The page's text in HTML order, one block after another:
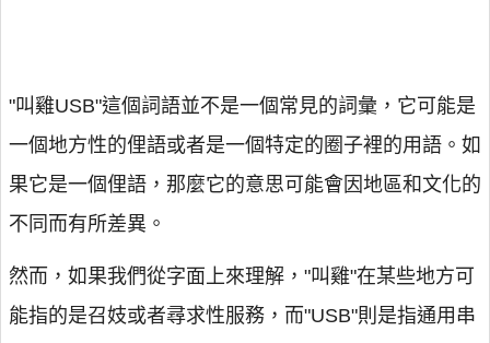
"叫雞USB"這個詞語並不是一個常見的詞彙，它可能是
一個地方性的俚語或者是一個特定的圈子裡的用語。如
果它是一個俚語，那麼它的意思可能會因地區和文化的
不同而有所差異。
然而，如果我們從字面上來理解，"叫雞"在某些地方可
能指的是召妓或者尋求性服務，而"USB"則是指通用串